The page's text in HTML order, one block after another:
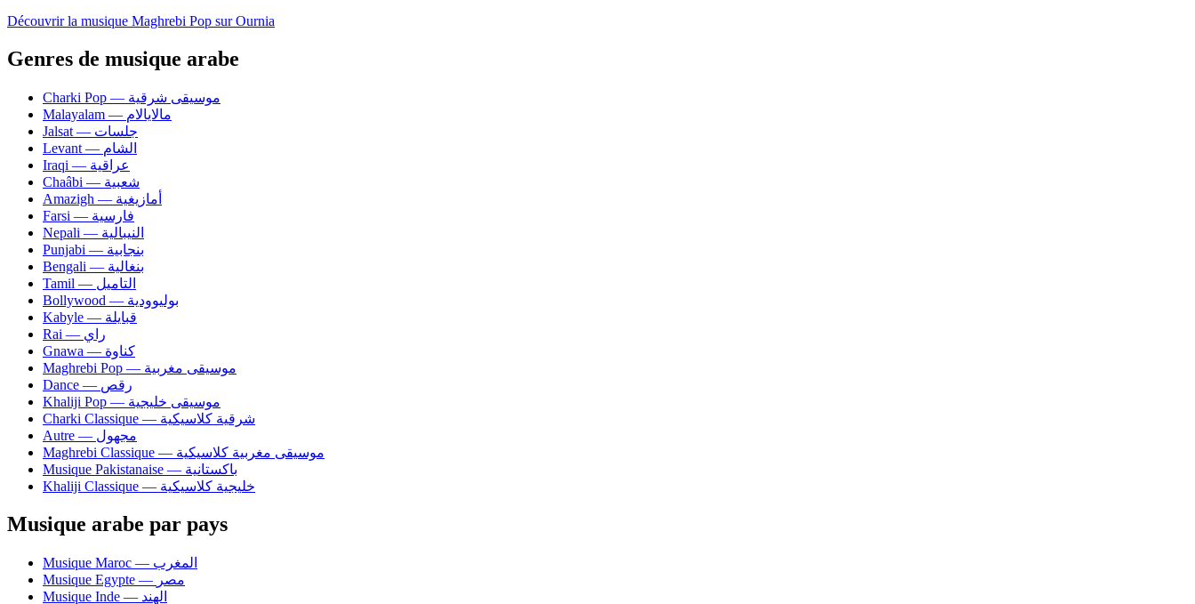
Découvrir la musique Maghrebi Pop sur Ournia
Genres de musique arabe
Charki Pop — موسيقى شرقية
Malayalam — مالايالام
Jalsat — جلسات
Levant — الشام
Iraqi — عراقية
Chaâbi — شعبية
Amazigh — أمازيغية
Farsi — فارسية
Nepali — النيبالية
Punjabi — بنجابية
Bengali — بنغالية
Tamil — التاميل
Bollywood — بوليوودية
Kabyle — قبايلة
Rai — راي
Gnawa — كناوة
Maghrebi Pop — موسيقى مغربية
Dance — رقص
Khaliji Pop — موسيقى خليجية
Charki Classique — شرقية كلاسيكية
Autre — مجهول
Maghrebi Classique — موسيقى مغربية كلاسيكية
Musique Pakistanaise — باكستانية
Khaliji Classique — خليجية كلاسيكية
Musique arabe par pays
Musique Maroc — المغرب
Musique Egypte — مصر
Musique Inde — الهند